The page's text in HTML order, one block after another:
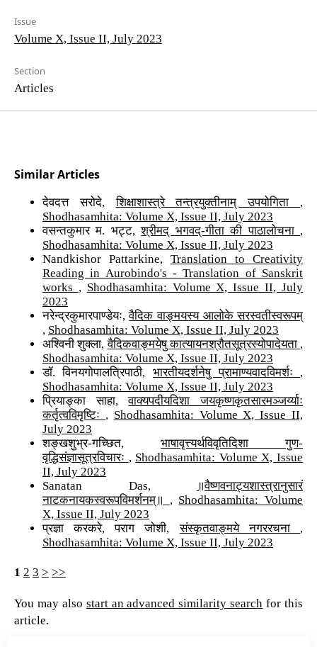
Issue
Volume X, Issue II, July 2023
Section
Articles
Similar Articles
देवदत्त सरोदे,शिक्षाशास्त्रे तन्त्रयुक्तीनाम् उपयोगिता ,
Shodhasamhita: Volume X, Issue II, July 2023
वसन्तकुमार म. भट्ट,श्रीमद् भगवद्-गीता की पाठालोचना ,
Shodhasamhita: Volume X, Issue II, July 2023
Nandkishor Pattarkine, Translation to Creativity
Reading in Aurobindo's - Translation of Sanskrit
works , Shodhasamhita: Volume X, Issue II, July
2023
नरेन्द्रकुमारपाण्डेयः,वैदिक वाङ्मयस्य आलोके सरस्वतीस्वरूपम्
, Shodhasamhita: Volume X, Issue II, July 2023
अश्विनी शुक्ला,वैदिकवाङ्मयेषु कात्यायनश्रौतसूत्रस्योपादेयता ,
Shodhasamhita: Volume X, Issue II, July 2023
डॉ. विनयगोपालत्रिपाठी, भारतीयदर्शनेषु प्रामाण्यवादविमर्शः ,
Shodhasamhita: Volume X, Issue II, July 2023
प्रियाङ्का साहा,वाक्यपदीयदिशा जयकृष्णकृतसारमञ्जर्य्याः
कर्तृत्वविमृष्टिः , Shodhasamhita: Volume X, Issue II,
July 2023
शङ्खशुभ्र-गच्छित, भाषावृत्त्यर्थविवृतिदिशा गुण-
वृद्धिसंज्ञासूत्रविचारः , Shodhasamhita: Volume X, Issue
II, July 2023
Sanatan Das,
॥वैष्णवनाट्यशास्त्रानुसारं
नाटकनायकस्वरूपविमर्शनम्॥ , Shodhasamhita: Volume
X, Issue II, July 2023
प्रज्ञा करकरे, पराग जोशी,संस्कृतवाङ्मये नगररचना ,
Shodhasamhita: Volume X, Issue II, July 2023
1 2 3 > >>
You may also start an advanced similarity search for this
article.